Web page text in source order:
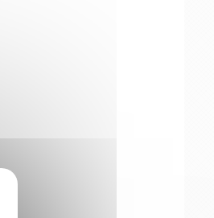
Masquer le bandeau des cookies